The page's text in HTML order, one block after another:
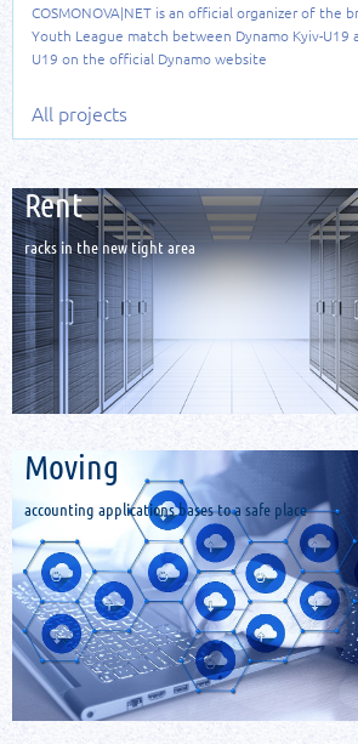
COSMONOVA|NET is an official organizer of the
Youth League match between Dynamo Kyiv-U19
U19 on the official Dynamo website
All projects
Rent
racks in the new tight area
Мoving
accounting applications bases to a safe place